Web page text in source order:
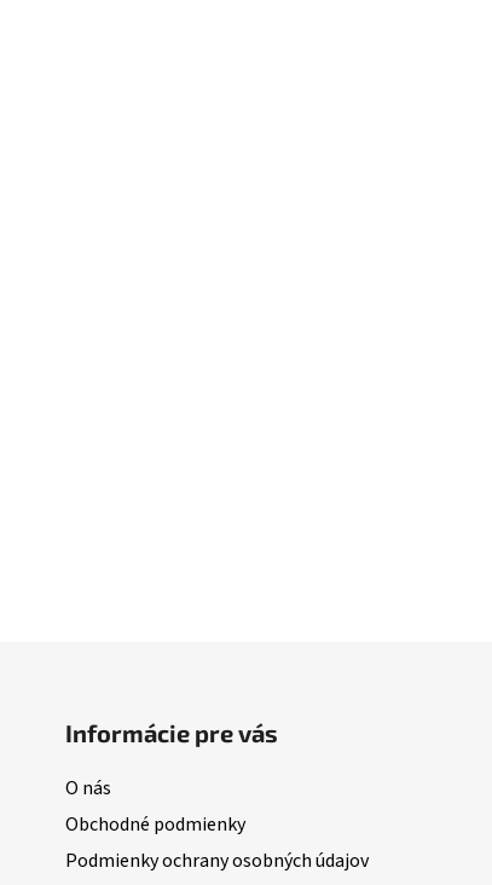
Informácie pre vás
O nás
Obchodné podmienky
Podmienky ochrany osobných údajov